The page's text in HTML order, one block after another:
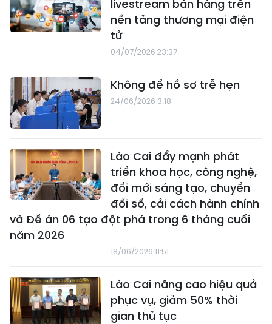
livestream bán hàng trên
nền tảng thương mại điện
tử
04/07/2026 23:37
Không để hồ sơ trễ hẹn
24/06/2026 3:18
Lào Cai đẩy mạnh phát
triển khoa học, công nghệ,
đổi mới sáng tạo, chuyển
đổi số, cải cách hành chính
và Đề án 06 tạo đột phá trong 6 tháng cuối
năm 2026
18/06/2026 11:51
Lào Cai nâng cao hiệu quả
phục vụ, giảm 50% thời
gian thủ tục